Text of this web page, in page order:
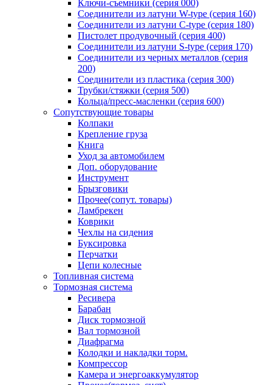
Ключи-съемники (серия 000)
Соединители из латуни W-type (серия 160)
Соединители из латуни С-type (серия 180)
Пистолет продувочный (серия 400)
Соединители из латуни S-type (серия 170)
Соединители из черных металлов (серия
200)
Соединители из пластика (серия 300)
Трубки/стяжки (серия 500)
Кольца/пресс-масленки (серия 600)
Сопутствующие товары
Колпаки
Крепление груза
Книга
Уход за автомобилем
Доп. оборудование
Инструмент
Брызговики
Прочее(сопут. товары)
Ламбрекен
Коврики
Чехлы на сидения
Буксировка
Перчатки
Цепи колесные
Топливная система
Тормозная система
Ресивера
Барабан
Диск тормозной
Вал тормозной
Диафрагма
Колодки и накладки торм.
Компрессор
Камера и энергоаккумулятор